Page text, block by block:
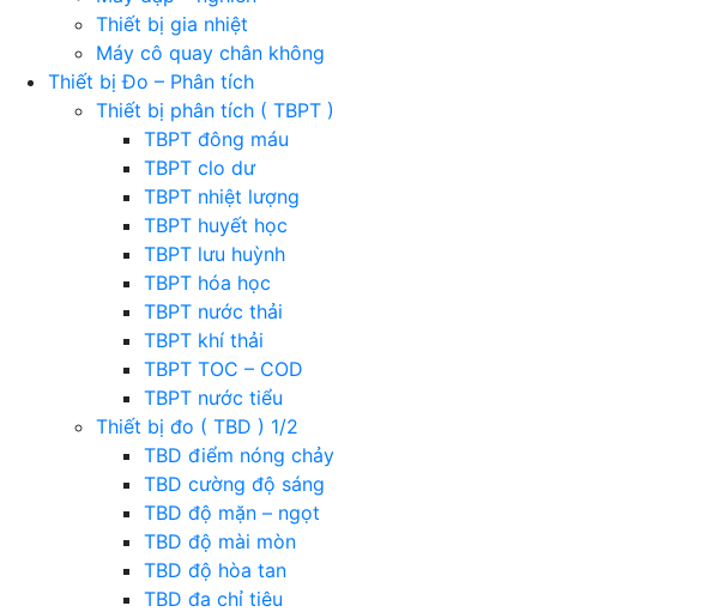
Thiết bị gia nhiệt
Máy cô quay chân không
Thiết bị Đo – Phân tích
Thiết bị phân tích ( TBPT )
TBPT đông máu
TBPT clo dư
TBPT nhiệt lượng
TBPT huyết học
TBPT lưu huỳnh
TBPT hóa học
TBPT nước thải
TBPT khí thải
TBPT TOC – COD
TBPT nước tiểu
Thiết bị đo ( TBD ) 1/2
TBD điểm nóng chảy
TBD cường độ sáng
TBD độ mặn – ngọt
TBD độ mài mòn
TBD độ hòa tan
TBD đa chỉ tiêu